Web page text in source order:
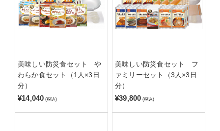
美味しい防災食セット や
わらか食セット（1人×3日
分）
¥14,040 (税込)
美味しい防災食セット フ
ァミリーセット（3人×3日
分）
¥39,800 (税込)